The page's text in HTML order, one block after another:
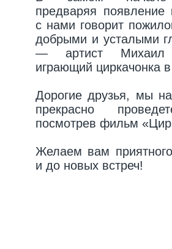
предваряя появление
с нами говорит
добрыми и усталыми
— артист Михаил
играющий циркачонка в
Дорогие друзья, мы
прекрасно
посмотрев фильм
Желаем вам
и до новых встреч!